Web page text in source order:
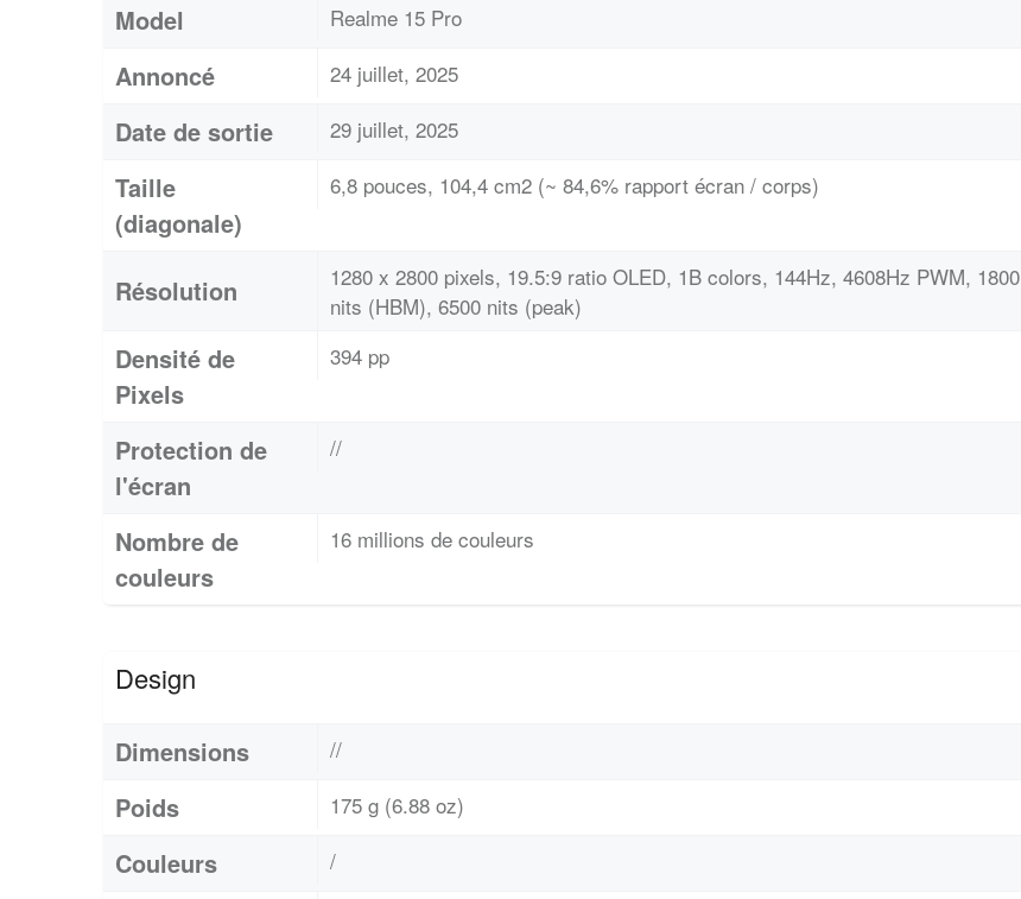
Model Realme 15 Pro
Annoncé 24 juillet, 2025
Date de sortie 29 juillet, 2025
Taille
(diagonale)
6,8 pouces, 104,4 cm2 (~ 84,6% rapport écran / corps)
Résolution
1280 x 2800 pixels, 19.5:9 ratio OLED, 1B colors, 144Hz, 4608Hz PWM, 1800
nits (HBM), 6500 nits (peak)
Densité de
Pixels
394 pp
Protection de
l'écran
//
Nombre de
couleurs
16 millions de couleurs
Design
Dimensions //
Poids 175 g (6.88 oz)
Couleurs /